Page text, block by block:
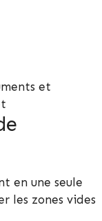
en une seule
les zones vides